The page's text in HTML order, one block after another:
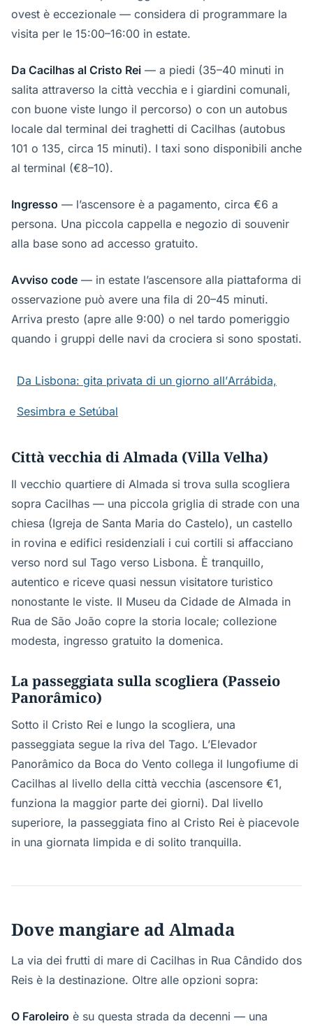
ovest è eccezionale — considera di programmare la
visita per le 15:00–16:00 in estate.
Da Cacilhas al Cristo Rei — a piedi (35–40 minuti in
salita attraverso la città vecchia e i giardini comunali,
con buone viste lungo il percorso) o con un autobus
locale dal terminal dei traghetti di Cacilhas (autobus
101 o 135, circa 15 minuti). I taxi sono disponibili anche
al terminal (€8–10).
Ingresso — l’ascensore è a pagamento, circa €6 a
persona. Una piccola cappella e negozio di souvenir
alla base sono ad accesso gratuito.
Avviso code — in estate l’ascensore alla piattaforma di
osservazione può avere una fila di 20–45 minuti.
Arriva presto (apre alle 9:00) o nel tardo pomeriggio
quando i gruppi delle navi da crociera si sono spostati.
Da Lisbona: gita privata di un giorno all’Arrábida,
Sesimbra e Setúbal
Città vecchia di Almada (Villa Velha)
Il vecchio quartiere di Almada si trova sulla scogliera
sopra Cacilhas — una piccola griglia di strade con una
chiesa (Igreja de Santa Maria do Castelo), un castello
in rovina e edifici residenziali i cui cortili si affacciano
verso nord sul Tago verso Lisbona. È tranquillo,
autentico e riceve quasi nessun visitatore turistico
nonostante le viste. Il Museu da Cidade de Almada in
Rua de São João copre la storia locale; collezione
modesta, ingresso gratuito la domenica.
La passeggiata sulla scogliera (Passeio
Panorâmico)
Sotto il Cristo Rei e lungo la scogliera, una
passeggiata segue la riva del Tago. L’Elevador
Panorâmico da Boca do Vento collega il lungofiume di
Cacilhas al livello della città vecchia (ascensore €1,
funziona la maggior parte dei giorni). Dal livello
superiore, la passeggiata fino al Cristo Rei è piacevole
in una giornata limpida e di solito tranquilla.
Dove mangiare ad Almada
La via dei frutti di mare di Cacilhas in Rua Cândido dos
Reis è la destinazione. Oltre alle opzioni sopra:
O Faroleiro è su questa strada da decenni — una